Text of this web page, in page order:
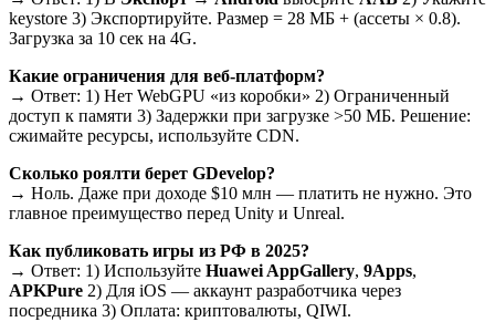
keystore 3) Экспортируйте. Размер = 28 МБ + (ассеты × 0.8).
Загрузка за 10 сек на 4G.
Какие ограничения для веб-платформ?
→ Ответ: 1) Нет WebGPU «из коробки» 2) Ограниченный
доступ к памяти 3) Задержки при загрузке >50 МБ. Решение:
сжимайте ресурсы, используйте CDN.
Сколько роялти берет GDevelop?
→ Ноль. Даже при доходе $10 млн — платить не нужно. Это
главное преимущество перед Unity и Unreal.
Как публиковать игры из РФ в 2025?
→ Ответ: 1) Используйте Huawei AppGallery, 9Apps,
APKPure 2) Для iOS — аккаунт разработчика через
посредника 3) Оплата: криптовалюты, QIWI.